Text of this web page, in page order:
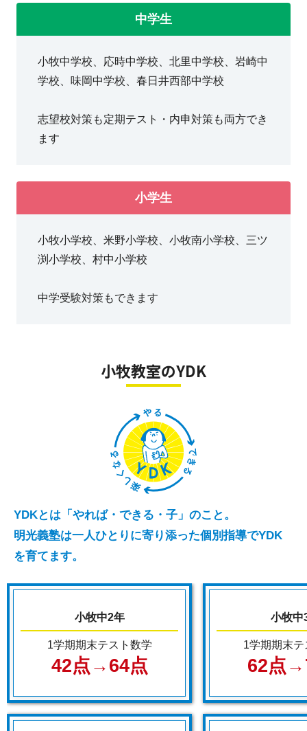
中学生
小牧中学校、応時中学校、北里中学校、岩崎中
学校、味岡中学校、春日井西部中学校
志望校対策も定期テスト・内申対策も両方でき
ます
小学生
小牧小学校、米野小学校、小牧南小学校、三ツ
渕小学校、村中小学校
中学受験対策もできます
小牧教室のYDK
YDKとは「やれば・できる・子」のこと。
明光義塾は一人ひとりに寄り添った個別指導でYDK
を育てます。
小牧中2年
1学期期末テスト数学
42点→64点
小牧中
1学期期末
62点